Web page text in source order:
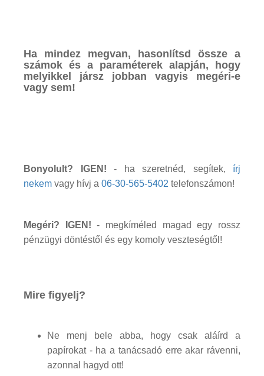
Ha mindez megvan, hasonlítsd össze a
számok és a paraméterek alapján, hogy
melyikkel jársz jobban vagyis megéri-e
vagy sem!
Bonyolult? IGEN! - ha szeretnéd, segítek, írj
nekem vagy hívj a 06-30-565-5402 telefonszámon!
Megéri? IGEN!- megkíméled magad egy rossz
pénzügyi döntéstől és egy komoly veszteségtől!
Mire figyelj?
Ne menj bele abba, hogy csak aláírd a
papírokat - ha a tanácsadó erre akar rávenni,
azonnal hagyd ott!